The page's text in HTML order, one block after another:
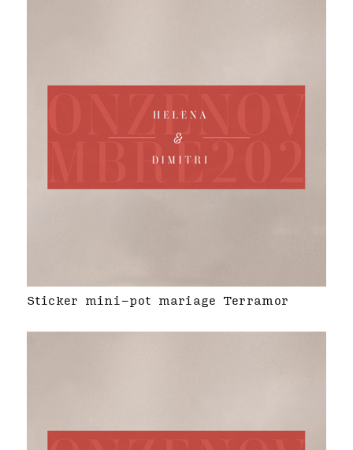
Sticker mini-pot mariage Terramor